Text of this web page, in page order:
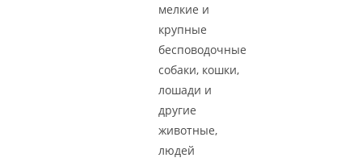
мелкие и
крупные
бесповодочные
собаки, кошки,
лошади и
другие
животные,
людей